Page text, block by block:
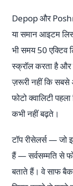
Depop और
या समान आइटम
भी समय 50 एक्टिव
स्क्रॉल करता है और
ज़रूरी नहीं कि सबसे
फोटो क्वालिटी
कभी नहीं बढ़ते।
टॉप रीसेलर्स — जो
हैं — सर्वसम्मति से
बताते हैं। वे साफ